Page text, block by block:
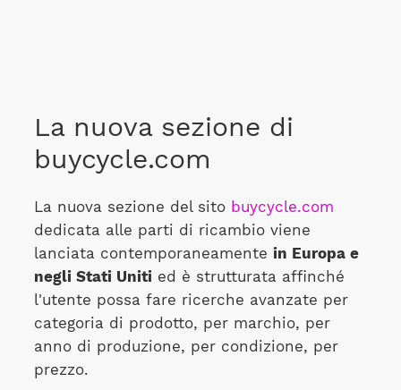
La nuova sezione di
buycycle.com
La nuova sezione del sito buycycle.com
dedicata alle parti di ricambio viene
lanciata contemporaneamente in Europa e
negli Stati Unitied è strutturata affinché
l'utente possa fare ricerche avanzate per
categoria di prodotto, per marchio, per
anno di produzione, per condizione, per
prezzo.